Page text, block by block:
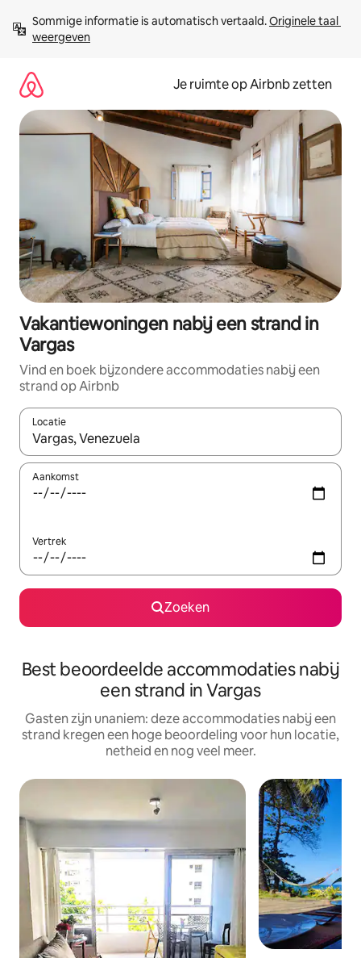
direct
naar
Sommige informatie is automatisch vertaald. Originele taal
weergeven
Je ruimte op Airbnb zetten
Vakantiewoningen nabij een strand in
Vargas
Vind en boek bijzondere accommodaties nabij een
strand op Airbnb
Locatie
Wanneer er suggesties beschikbaar zijn, maak je een keuze
Aankomst
Vertrek
Zoeken
Best beoordeelde accommodaties nabij
een strand in Vargas
Gasten zijn unaniem: deze accommodaties nabij een
strand kregen een hoge beoordeling voor hun locatie,
netheid en nog veel meer.